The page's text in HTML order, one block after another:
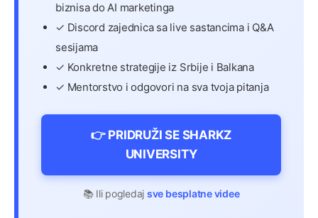
biznisa do AI marketinga
✓ Discord zajednica sa live sastancima i Q&A
sesijama
✓ Konkretne strategije iz Srbije i Balkana
✓ Mentorstvo i odgovori na sva tvoja pitanja
👉 PRIDRUŽI SE SHARKZ
UNIVERSITY
📚 Ili pogledaj sve besplatne videe